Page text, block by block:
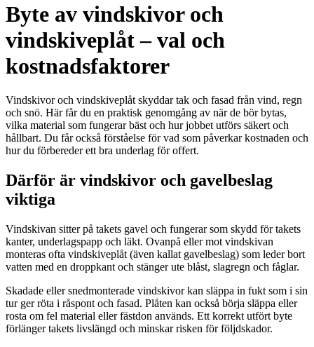
Byte av vindskivor och
vindskiveplåt – val och
kostnadsfaktorer
Vindskivor och vindskiveplåt skyddar tak och fasad från vind, regn
och snö. Här får du en praktisk genomgång av när de bör bytas,
vilka material som fungerar bäst och hur jobbet utförs säkert och
hållbart. Du får också förståelse för vad som påverkar kostnaden och
hur du förbereder ett bra underlag för offert.
Därför är vindskivor och gavelbeslag
viktiga
Vindskivan sitter på takets gavel och fungerar som skydd för takets
kanter, underlagspapp och läkt. Ovanpå eller mot vindskivan
monteras ofta vindskiveplåt (även kallat gavelbeslag) som leder bort
vatten med en droppkant och stänger ute blåst, slagregn och fåglar.
Skadade eller snedmonterade vindskivor kan släppa in fukt som i sin
tur ger röta i råspont och fasad. Plåten kan också börja släppa eller
rosta om fel material eller fästdon används. Ett korrekt utfört byte
förlänger takets livslängd och minskar risken för följdskador.